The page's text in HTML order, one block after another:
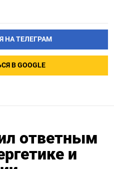
НА ТЕЛЕГРАМ
В GOOGLE
ответным
и